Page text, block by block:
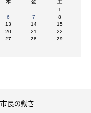
市長の動き
木 金
土
1
6 7
8
13 14
15
20 21
22
27 28
29